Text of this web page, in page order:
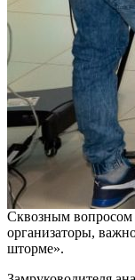
Сквозным вопросом
организаторы,
шторме».